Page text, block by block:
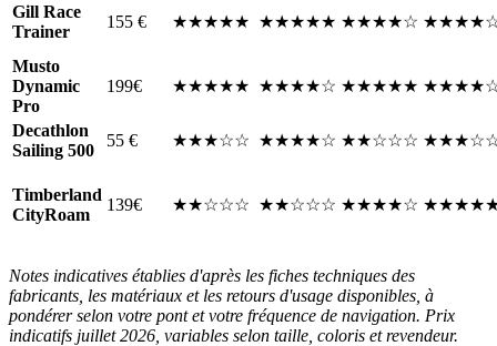
Gill Race
Trainer
155 € ★★★★★ ★★★★★ ★★★★☆
Musto
Dynamic
Pro
199€ ★★★★★ ★★★★☆ ★★★★★
Decathlon
Sailing 500
55 € ★★★☆☆ ★★★★☆ ★★☆☆☆
Timberland
CityRoam
139€ ★★☆☆☆ ★★☆☆☆ ★★★★☆
Notes indicatives établies d'après les fiches techniques des
fabricants, les matériaux et les retours d'usage disponibles, à
pondérer selon votre pont et votre fréquence de navigation. Prix
indicatifs juillet 2026, variables selon taille, coloris et revendeur.